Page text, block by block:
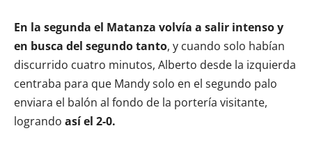
En la segunda el Matanza volvía a salir intenso y
en busca del segundo tanto, y cuando solo habían
discurrido cuatro minutos, Alberto desde la izquierda
centraba para que Mandy solo en el segundo palo
enviara el balón al fondo de la portería visitante,
logrando así el 2-0.